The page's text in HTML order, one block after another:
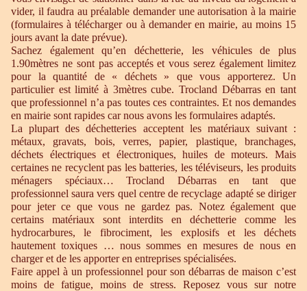
vider, il faudra au préalable demander une autorisation à la mairie
(formulaires à télécharger ou à demander en mairie, au moins 15
jours avant la date prévue).
Sachez également qu’en déchetterie, les véhicules de plus
1.90mètres ne sont pas acceptés et vous serez également limitez
pour la quantité de « déchets » que vous apporterez. Un
particulier est limité à 3mètres cube. Trocland Débarras en tant
que professionnel n’a pas toutes ces contraintes. Et nos demandes
en mairie sont rapides car nous avons les formulaires adaptés.
La plupart des déchetteries acceptent les matériaux suivant :
métaux, gravats, bois, verres, papier, plastique, branchages,
déchets électriques et électroniques, huiles de moteurs. Mais
certaines ne recyclent pas les batteries, les téléviseurs, les produits
ménagers spéciaux… Trocland Débarras en tant que
professionnel saura vers quel centre de recyclage adapté se diriger
pour jeter ce que vous ne gardez pas. Notez également que
certains matériaux sont interdits en déchetterie comme les
hydrocarbures, le fibrociment, les explosifs et les déchets
hautement toxiques … nous sommes en mesures de nous en
charger et de les apporter en entreprises spécialisées.
Faire appel à un professionnel pour son débarras de maison c’est
moins de fatigue, moins de stress. Reposez vous sur notre